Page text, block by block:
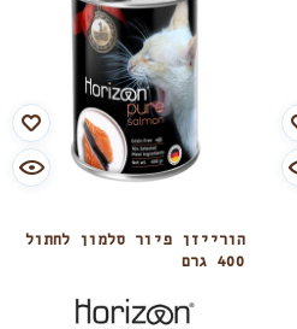
הורייזן פיור סלמון לחתול
400 גרם